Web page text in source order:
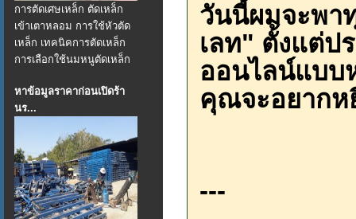
การตัดเศษเหล็ก ตัดเหล็ก
เข้าเตาหลอม การใช้หัวตัด
เหล็ก เทคนิคการตัดเหล็ก
การเลือกใช้นมหนูตัดเหล็ก
หาข้อมูลราคาก่อนเปิดร้า
นร...
วันนี้ผมจะพา
เลท" ตั้งแต่ป
ออนไลน์แบบ
คุณจะอยากห
---